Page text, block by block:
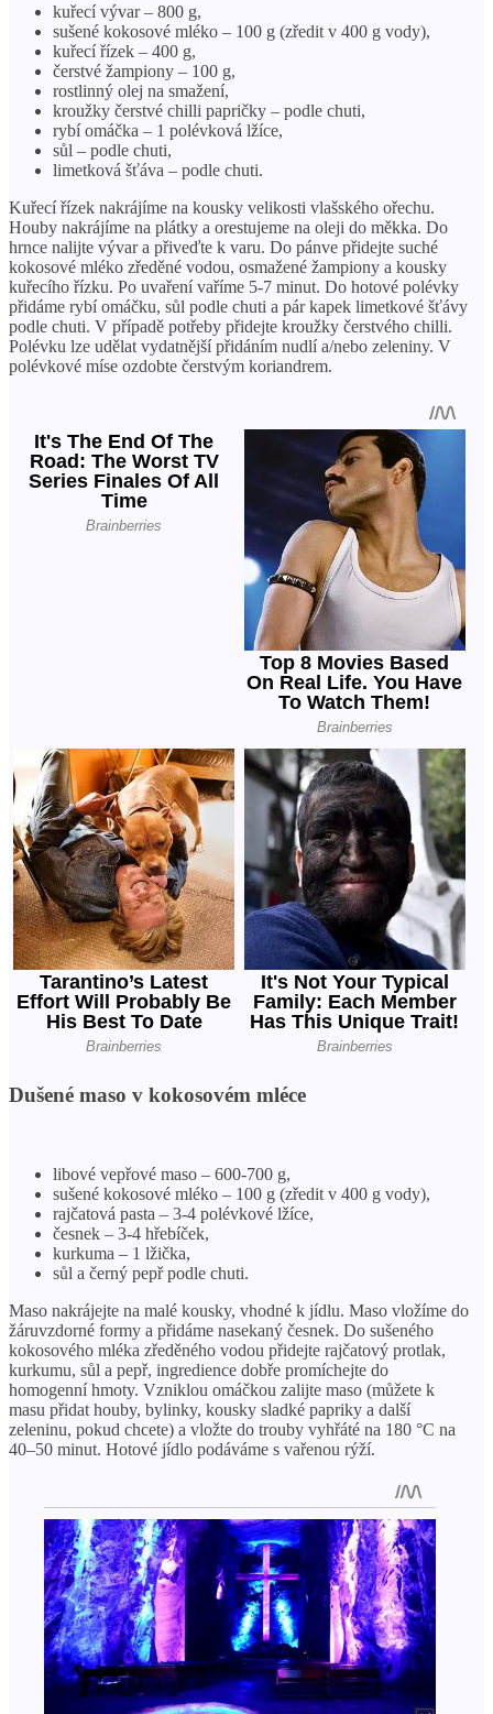
kuřecí vývar – 800 g,
sušené kokosové mléko – 100 g (zředit v 400 g vody),
kuřecí řízek – 400 g,
čerstvé žampiony – 100 g,
rostlinný olej na smažení,
kroužky čerstvé chilli papričky – podle chuti,
rybí omáčka – 1 polévková lžíce,
sůl – podle chuti,
limetková šťáva – podle chuti.
Kuřecí řízek nakrájíme na kousky velikosti vlašského ořechu.
Houby nakrájíme na plátky a orestujeme na oleji do měkka. Do
hrnce nalijte vývar a přiveďte k varu. Do pánve přidejte suché
kokosové mléko zředěné vodou, osmažené žampiony a kousky
kuřecího řízku. Po uvaření vaříme 5-7 minut. Do hotové polévky
přidáme rybí omáčku, sůl podle chuti a pár kapek limetkové šťávy
podle chuti. V případě potřeby přidejte kroužky čerstvého chilli.
Polévku lze udělat vydatnější přidáním nudlí a/nebo zeleniny. V
polévkové míse ozdobte čerstvým koriandrem.
Dušené maso v kokosovém mléce
libové vepřové maso – 600-700 g,
sušené kokosové mléko – 100 g (zředit v 400 g vody),
rajčatová pasta – 3-4 polévkové lžíce,
česnek – 3-4 hřebíček,
kurkuma – 1 lžička,
sůl a černý pepř podle chuti.
Maso nakrájejte na malé kousky, vhodné k jídlu. Maso vložíme do
žáruvzdorné formy a přidáme nasekaný česnek. Do sušeného
kokosového mléka zředěného vodou přidejte rajčatový protlak,
kurkumu, sůl a pepř, ingredience dobře promíchejte do
homogenní hmoty. Vzniklou omáčkou zalijte maso (můžete k
masu přidat houby, bylinky, kousky sladké papriky a další
zeleninu, pokud chcete) a vložte do trouby vyhřáté na 180 °C na
40–50 minut. Hotové jídlo podáváme s vařenou rýží.